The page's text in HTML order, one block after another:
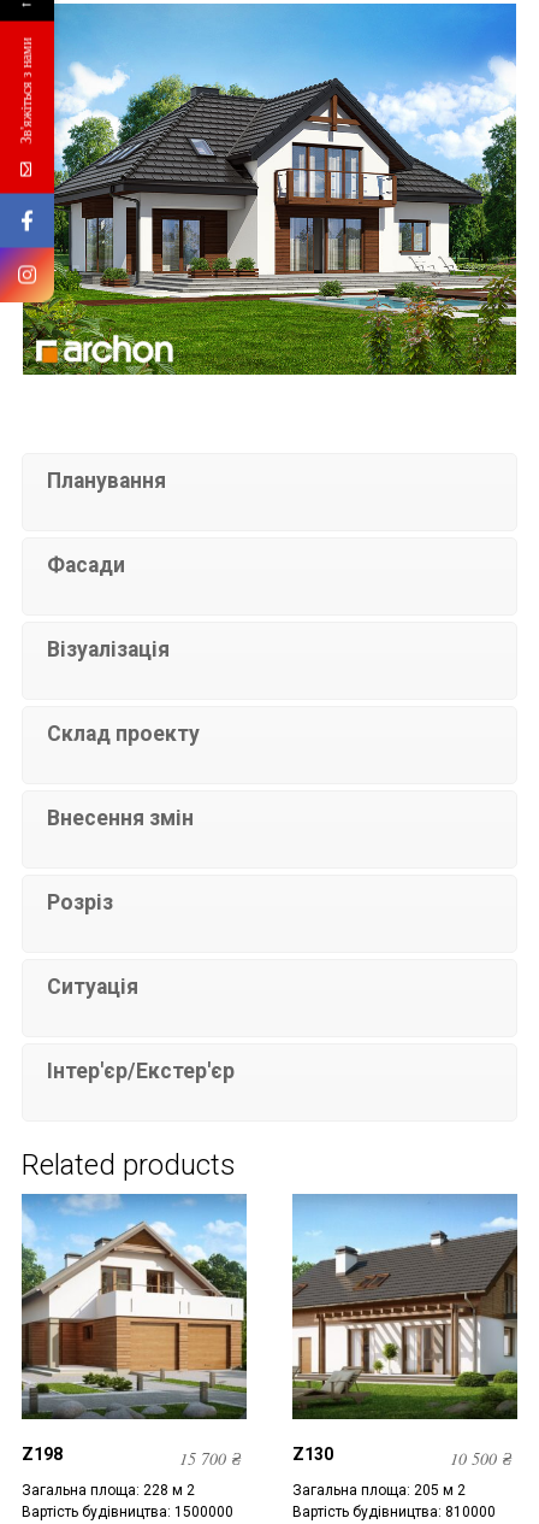
Планування
Фасади
Візуалізація
Склад проекту
Внесення змін
Розріз
Ситуація
Інтер'єр/Екстер'єр
Related products
Z198 15 700₴
Загальна площа: 228 м 2
Вартість будівництва: 1500000
Z130 10 500 ₴
Загальна площа: 205 м 2
Вартість будівництва: 810000
Зв'яжіться з нами